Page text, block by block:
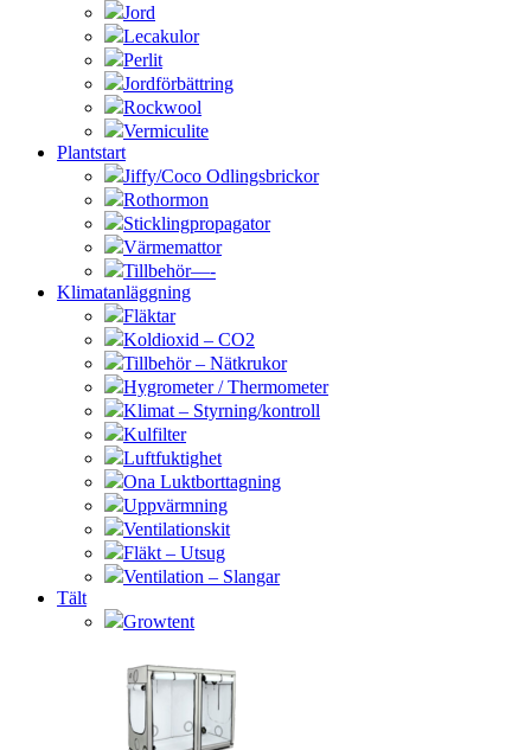
Jord
Lecakulor
Perlit
Jordförbättring
Rockwool
Vermiculite
Plantstart
Jiffy/Coco Odlingsbrickor
Rothormon
Sticklingpropagator
Värmemattor
Tillbehör—-
Klimatanläggning
Fläktar
Koldioxid – CO2
Tillbehör – Nätkrukor
Hygrometer / Thermometer
Klimat – Styrning/kontroll
Kulfilter
Luftfuktighet
Ona Luktborttagning
Uppvärmning
Ventilationskit
Fläkt – Utsug
Ventilation – Slangar
Tält
Growtent